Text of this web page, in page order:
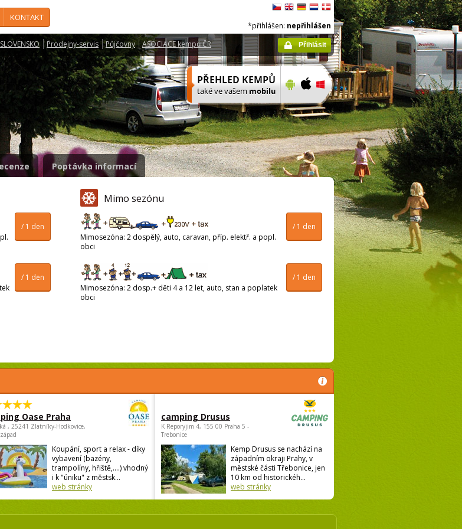
KONTAKT
Prodejny-servis Půjčovny ASOCIACE kempů ČR
*přihlášen: nepřihlášen
Přihlásit
Poptávka informací
/ 1 den
/ 1 den
Mimo sezónu
/ 1 den
Mimosezóna: 2 dospělý, auto, caravan, příp. elektř. a popl.
obci
/ 1 den
Mimosezóna: 2 dosp.+ děti 4 a 12 let, auto, stan a poplatek
obci
Oase Praha
, 25241 Zlatníky-Hodkovice,
Koupání, sport a relax - díky
vybavení (bazény,
trampolíny, hřiště,....) vhodný
i k "úniku" z městsk...
web stránky
camping Drusus
K Reporyjim 4, 155 00 Praha 5 -
Trebonice
Kemp Drusus se nachází na
západním okraji Prahy, v
městské části Třebonice, jen
10 km od historickéh...
web stránky